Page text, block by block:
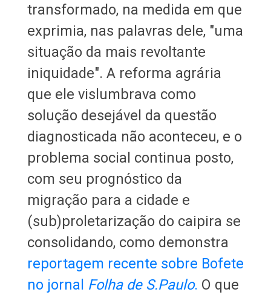
transformado, na medida em que
exprimia, nas palavras dele, "uma
situação da mais revoltante
iniquidade". A reforma agrária
que ele vislumbrava como
solução desejável da questão
diagnosticada não aconteceu, e o
problema social continua posto,
com seu prognóstico da
migração para a cidade e
(sub)proletarização do caipira se
consolidando, como demonstra
reportagem recente sobre Bofete
no jornal Folha de S.Paulo. O que